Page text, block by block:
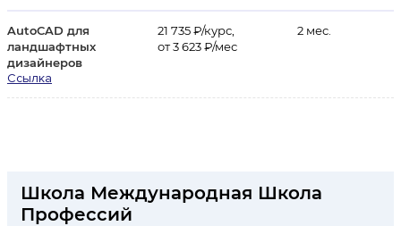
AutoCAD для
ландшафтных
дизайнеров
Ссылка
21 735 ₽/курс,
от 3 623 ₽/мес
2 мес.
Школа Международная Школа
Профессий